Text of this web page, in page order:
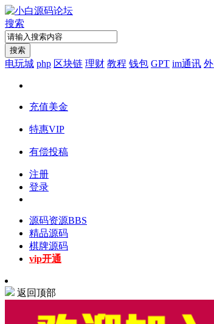
搜索
搜索
电玩城 php 区块链 理财 教程 钱包 GPT im通讯
充值美金
特惠VIP
有偿投稿
注册
登录
源码资源BBS
精品源码
棋牌源码
vip开通
返回顶部